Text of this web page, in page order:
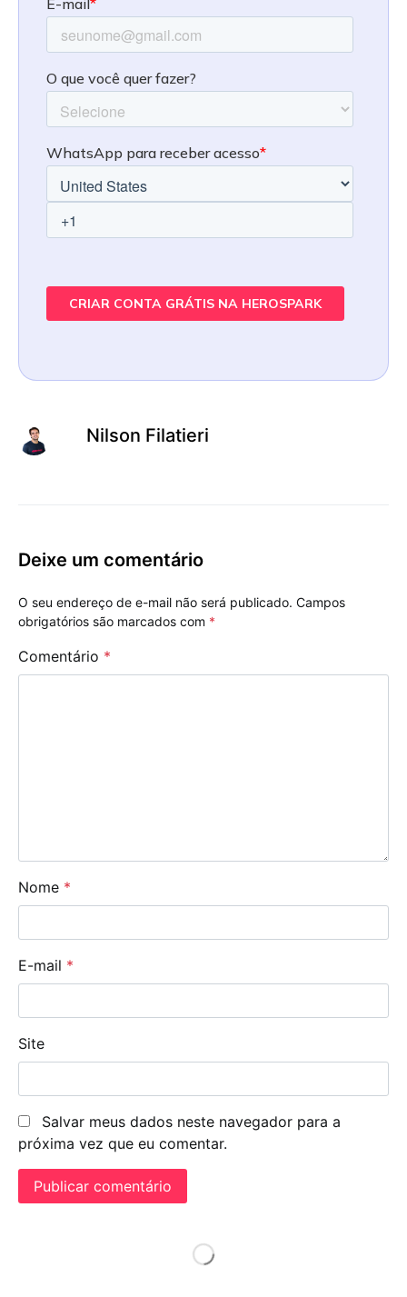
Nilson Filatieri
Deixe um comentário
O seu endereço de e-mail não será publicado. Campos
obrigatórios são marcados com *
Comentário *
Nome *
E-mail *
Site
Salvar meus dados neste navegador para a
próxima vez que eu comentar.